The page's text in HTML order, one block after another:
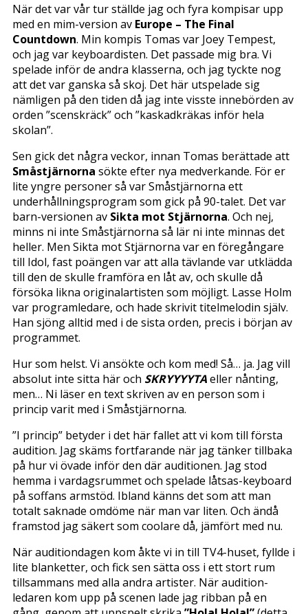
När det var vår tur ställde jag och fyra kompisar upp
med en mim-version av Europe – The Final
Countdown. Min kompis Tomas var Joey Tempest,
och jag var keyboardisten. Det passade mig bra. Vi
spelade inför de andra klasserna, och jag tyckte nog
att det var ganska så skoj. Det här utspelade sig
nämligen på den tiden då jag inte visste innebörden av
orden ”scenskräck” och ”kaskadkräkas inför hela
skolan”.
Sen gick det några veckor, innan Tomas berättade att
Småstjärnorna sökte efter nya medverkande. För er
lite yngre personer så var Småstjärnorna ett
underhållningsprogram som gick på 90-talet. Det var
barn-versionen av Sikta mot Stjärnorna. Och nej,
minns ni inte Småstjärnorna så lär ni inte minnas det
heller. Men Sikta mot Stjärnorna var en föregångare
till Idol, fast poängen var att alla tävlande var utklädda
till den de skulle framföra en låt av, och skulle då
försöka likna originalartisten som möjligt. Lasse Holm
var programledare, och hade skrivit titelmelodin själv.
Han sjöng alltid med i de sista orden, precis i början av
programmet.
Hur som helst. Vi ansökte och kom med! Så… ja. Jag vill
absolut inte sitta här och SKRYYYYTAeller nånting,
men… Ni läser en text skriven av en person som i
princip varit med i Småstjärnorna.
”I princip” betyder i det här fallet att vi kom till första
audition. Jag skäms fortfarande när jag tänker tillbaka
på hur vi övade inför den där auditionen. Jag stod
hemma i vardagsrummet och spelade låtsas-keyboard
på soffans armstöd. Ibland känns det som att man
totalt saknade omdöme när man var liten. Och ändå
framstod jag säkert som coolare då, jämfört med nu.
När auditiondagen kom åkte vi in till TV4-huset, fyllde i
lite blanketter, och fick sen sätta oss i ett stort rum
tillsammans med alla andra artister. När audition-
ledaren kom upp på scenen lade jag ribban på en